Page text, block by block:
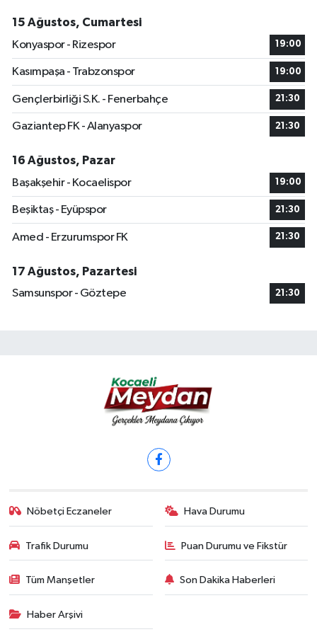
15 Ağustos, Cumartesi
Konyaspor - Rizespor
19:00
Kasımpaşa - Trabzonspor 19:00
Gençlerbirliği S.K. - Fenerbahçe 21:30
Gaziantep FK - Alanyaspor 21:30
16 Ağustos, Pazar
Başakşehir - Kocaelispor
19:00
Beşiktaş - Eyüpspor 21:30
Amed - Erzurumspor FK 21:30
17 Ağustos, Pazartesi
Samsunspor - Göztepe
21:30
Nöbetçi Eczaneler Hava Durumu
Trafik Durumu Puan Durumu ve Fikstür
Tüm Manşetler Son Dakika Haberleri
Haber Arşivi